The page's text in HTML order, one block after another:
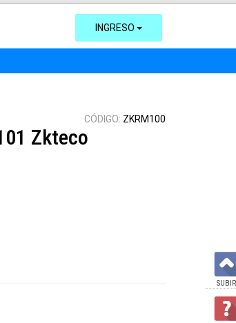
INGRESO
CÓDIGO: ZKRM100
Zkteco
SUBIR